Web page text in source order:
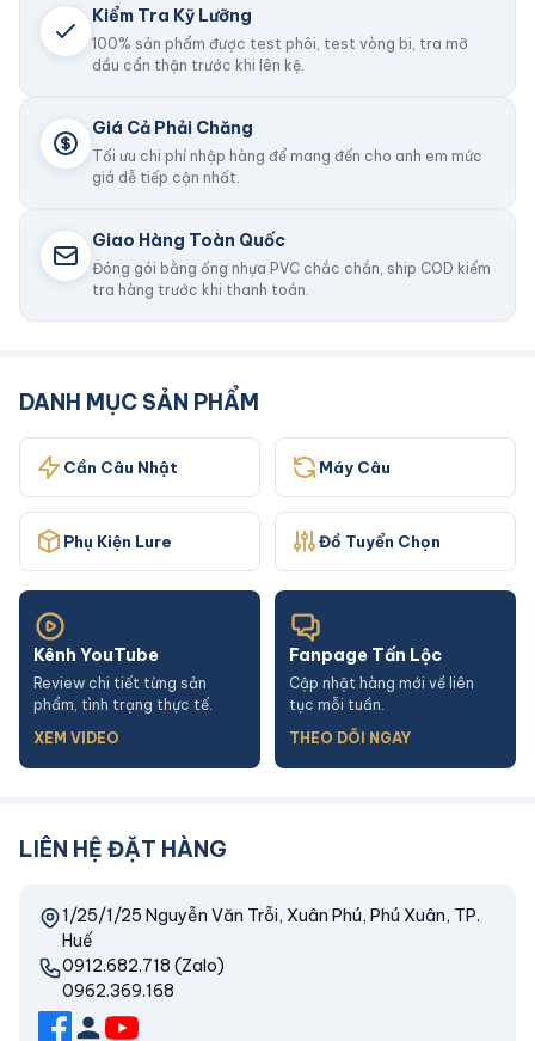
Kiểm Tra Kỹ Lưỡng
100% sản phẩm được test phôi, test vòng bi, tra mỡ
dầu cẩn thận trước khi lên kệ.
Giá Cả Phải Chăng
Tối ưu chi phí nhập hàng để mang đến cho anh em mức
giá dễ tiếp cận nhất.
Giao Hàng Toàn Quốc
Đóng gói bằng ống nhựa PVC chắc chắn, ship COD kiểm
tra hàng trước khi thanh toán.
DANH MỤC SẢN PHẨM
Cần Câu Nhật Máy Câu
Phụ Kiện Lure Đồ Tuyển Chọn
Kênh YouTube
Review chi tiết từng sản
phẩm, tình trạng thực tế.
XEM VIDEO
Fanpage Tấn Lộc
Cập nhật hàng mới về liên
tục mỗi tuần.
THEO DÕI NGAY
LIÊN HỆ ĐẶT HÀNG
1/25/1/25 Nguyễn Văn Trỗi, Xuân Phú, Phú Xuân, TP.
Huế
0912.682.718 (Zalo)
0962.369.168